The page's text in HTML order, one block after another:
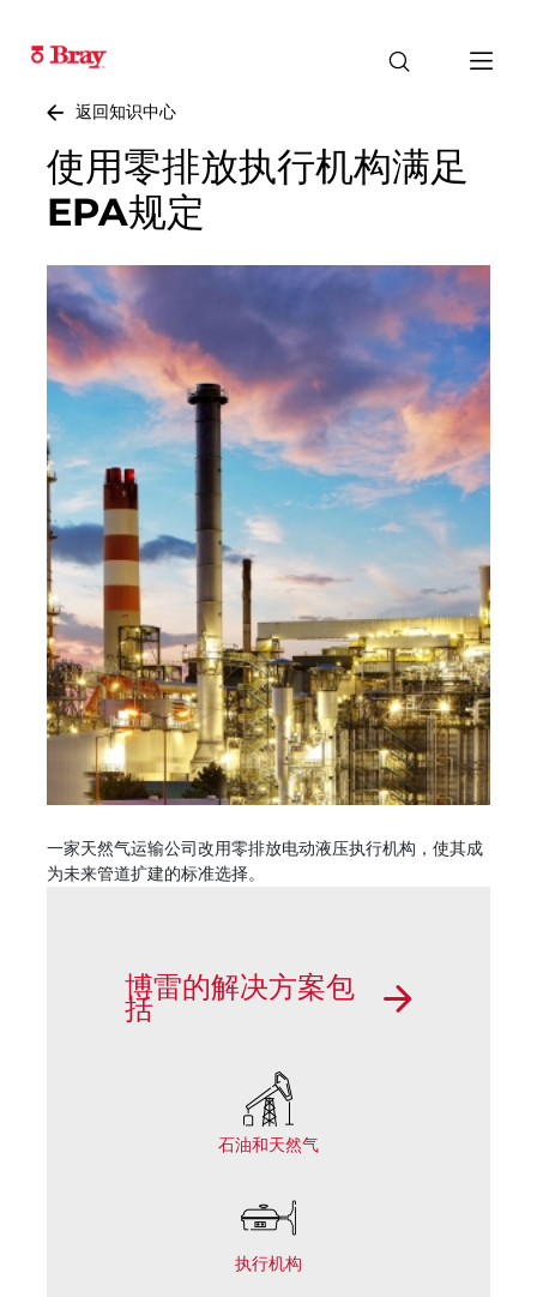
返回知识中心
使用零排放执行机构满足
EPA规定
一家天然气运输公司改用零排放电动液压执行机构，使其成
为未来管道扩建的标准选择。
博雷的解决方案包
括
石油和天然气
执行机构